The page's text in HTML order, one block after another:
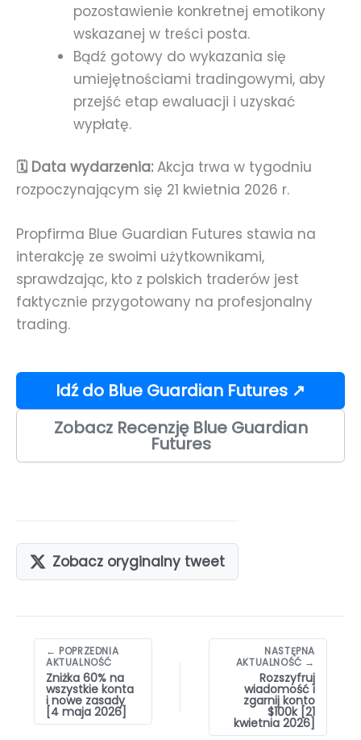
pozostawienie konkretnej emotikony
wskazanej w treści posta.
Bądź gotowy do wykazania się
umiejętnościami tradingowymi, aby
przejść etap ewaluacji i uzyskać
wypłatę.
🗓️ Data wydarzenia:Akcja trwa w tygodniu
rozpoczynającym się 21 kwietnia 2026 r.
Propfirma Blue Guardian Futures stawia na
interakcję ze swoimi użytkownikami,
sprawdzając, kto z polskich traderów jest
faktycznie przygotowany na profesjonalny
trading.
Idź do Blue Guardian Futures ↗
Zobacz Recenzję Blue Guardian
Futures
Zobacz oryginalny tweet
Nawigacja
wpisów
← POPRZEDNIA
AKTUALNOŚĆ
Zniżka 60% na
wszystkie konta
i nowe zasady
[4 maja 2026]
NASTĘPNA
AKTUALNOŚĆ →
Rozszyfruj
wiadomość i
zgarnij konto
$100k [21
kwietnia 2026]